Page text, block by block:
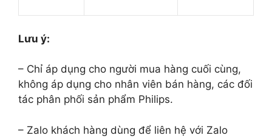
Lưu ý:
– Chỉ áp dụng cho người mua hàng cuối cùng,
không áp dụng cho nhân viên bán hàng, các đối
tác phân phối sản phẩm Philips.
– Zalo khách hàng dùng để liên hệ với Zalo